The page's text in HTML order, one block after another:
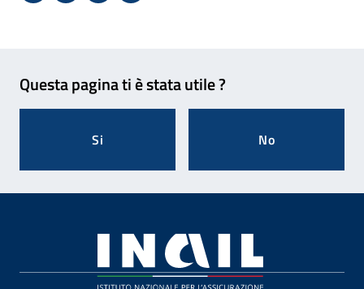
Questa pagina ti è stata utile ?
Si No